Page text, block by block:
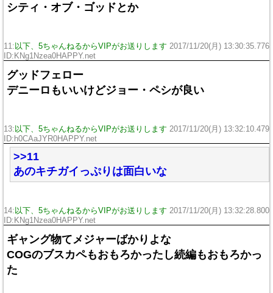
シティ・オブ・ゴッドとか
11: 以下、5ちゃんねるからVIPがお送りします 2017/11/20(月) 13:30:35.776
ID:KNg1Nzea0HAPPY.net
グッドフェロー
デニーロもいいけどジョー・ペシが良い
13: 以下、5ちゃんねるからVIPがお送りします 2017/11/20(月) 13:32:10.479
ID:h0CAaJYR0HAPPY.net
>>11
あのキチガイっぷりは面白いな
14: 以下、5ちゃんねるからVIPがお送りします 2017/11/20(月) 13:32:28.800
ID:KNg1Nzea0HAPPY.net
ギャング物てメジャーばかりよな
COGのブスカペもおもろかったし続編もおもろかっ
た